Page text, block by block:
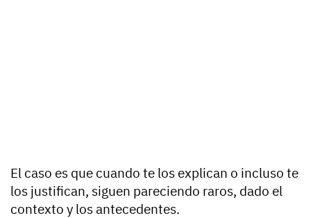
El caso es que cuando te los explican o incluso te
los justifican, siguen pareciendo raros, dado el
contexto y los antecedentes.